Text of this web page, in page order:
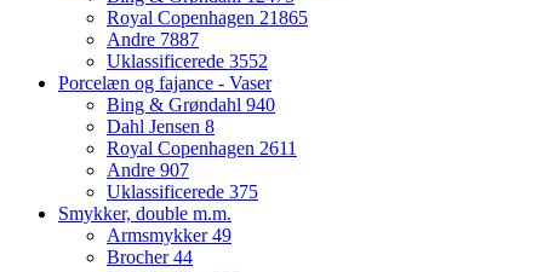
Royal Copenhagen 21865
Andre 7887
Uklassificerede 3552
Porcelæn og fajance - Vaser
Bing & Grøndahl 940
Dahl Jensen 8
Royal Copenhagen 2611
Andre 907
Uklassificerede 375
Smykker, double m.m.
Armsmykker49
Brocher44